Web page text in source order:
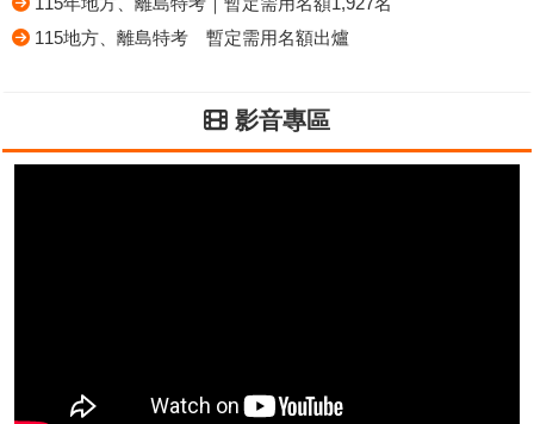
115地方、離島特考 暫定需用名額出爐
影音專區